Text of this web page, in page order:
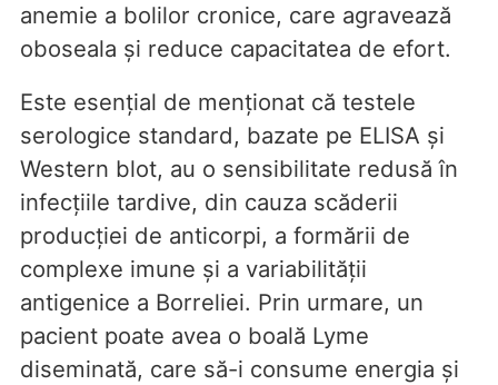
anemie a bolilor cronice, care agravează
oboseala și reduce capacitatea de efort.
Este esențial de menționat că testele
serologice standard, bazate pe ELISA și
Western blot, au o sensibilitate redusă în
infecțiile tardive, din cauza scăderii
producției de anticorpi, a formării de
complexe imune și a variabilității
antigenice a Borreliei. Prin urmare, un
pacient poate avea o boală Lyme
diseminată, care să-i consume energia și